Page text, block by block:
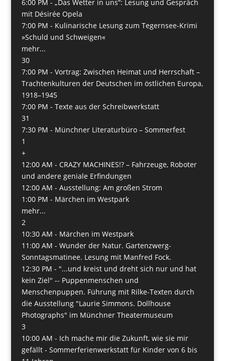
6:00 PM - „Das Wetter in uns“: Lesung und Gespräch
mit Désirée Opela
7:00 PM - Kulinarische Lesung zum Tegernsee-Krimi
»Schuld und Schweigen«
mehr...
30
7:00 PM - Vortrag: Zwischen Heimat und Herrschaft –
Trachtenkulturen der Deutschen im östlichen Europa,
1918–1945
7:00 PM - Texte aus der Schreibwerkstatt
31
7:30 PM - Münchner Literaturbüro – Sommerfest
1
+
12:00 AM - CRAZY MACHINES!? – Fahrzeuge, Roboter
und andere geniale Erfindungen
12:00 AM - Ausstellung: Am großen Strom
1:00 PM - Märchen im Westpark
mehr...
2
10:30 AM - Märchen im Westpark
11:00 AM - Wunder der Natur. Gartenzwerg-
Sonntagsmatinee. Lesung mit Manfred Fock.
12:30 PM - "...und kreist und dreht sich nur und hat
kein Ziel" -- Puppenmenschen und
Menschenpuppen. Führung mit Rilke-Texten durch
die Ausstellung "Laurie Simmons. Dollhouse
Photographs" im Münchner Theatermuseum
3
10:00 AM - Ich mache mir die Zukunft, wie sie mir
gefällt - Sommerferienwerkstatt für Kinder von 6 bis